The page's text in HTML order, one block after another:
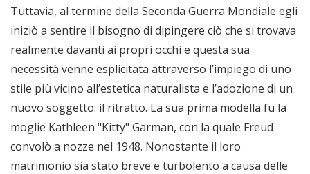
Tuttavia, al termine della Seconda Guerra Mondiale egli
iniziò a sentire il bisogno di dipingere ciò che si trovava
realmente davanti ai propri occhi e questa sua
necessità venne esplicitata attraverso l’impiego di uno
stile più vicino all’estetica naturalista e l’adozione di un
nuovo soggetto: il ritratto. La sua prima modella fu la
moglie Kathleen "Kitty" Garman, con la quale Freud
convolò a nozze nel 1948. Nonostante il loro
matrimonio sia stato breve e turbolento a causa delle